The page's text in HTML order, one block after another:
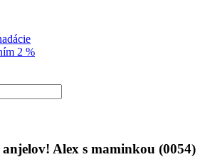
2 %
Alex s maminkou (0054)